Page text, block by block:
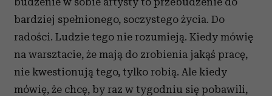
bardziej spełnionego, soczystego życia. Do
radości. Ludzie tego nie rozumieją. Kiedy mówię
na warsztacie, że mają do zrobienia jakąś pracę,
nie kwestionują tego, tylko robią. Ale kiedy
mówię, że chcę, by raz w tygodniu się pobawili,